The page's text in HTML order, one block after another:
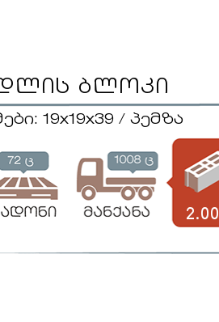
ბლოკი
19x19x39 / პემზა
2.00